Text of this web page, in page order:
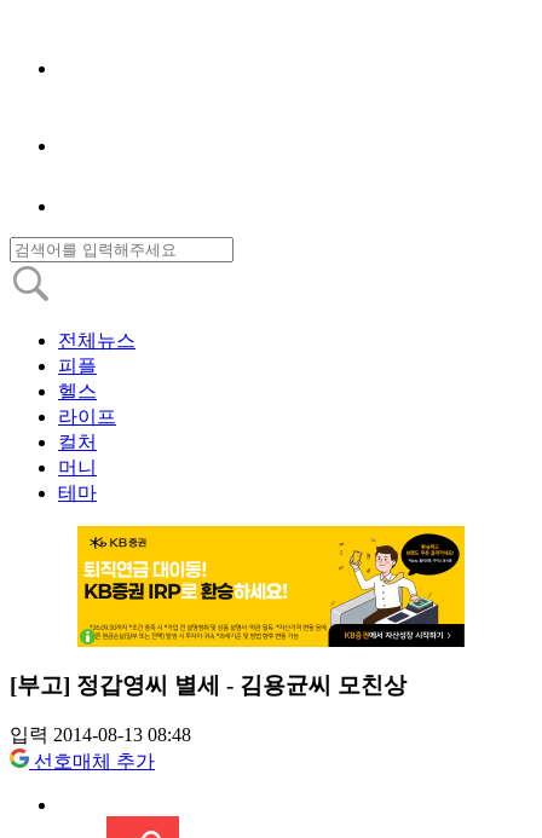
전체뉴스
피플
헬스
라이프
컬처
머니
테마
[부고] 정갑영씨 별세 - 김용균씨 모친상
입력 2014-08-13 08:48
선호매체 추가